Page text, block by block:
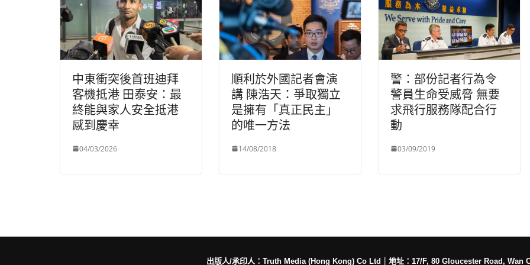
中東衝突後首班迪拜
客機抵港 田泰安：最
終能與家人安全抵港
感到慶幸
04/03/2026
順利於外國記者會演
講 陳浩天：爭取獨立
是擁有「真正民主」
的唯一方法
14/08/2018
警：部份記者行為令
警員生命受威脅 無要
求飛行服務隊配合行
動
03/09/2019
出版人/承印人：Truth Media (Hong Kong) Co Ltd 地址：17/F, 80 Gloucester Road, Wan